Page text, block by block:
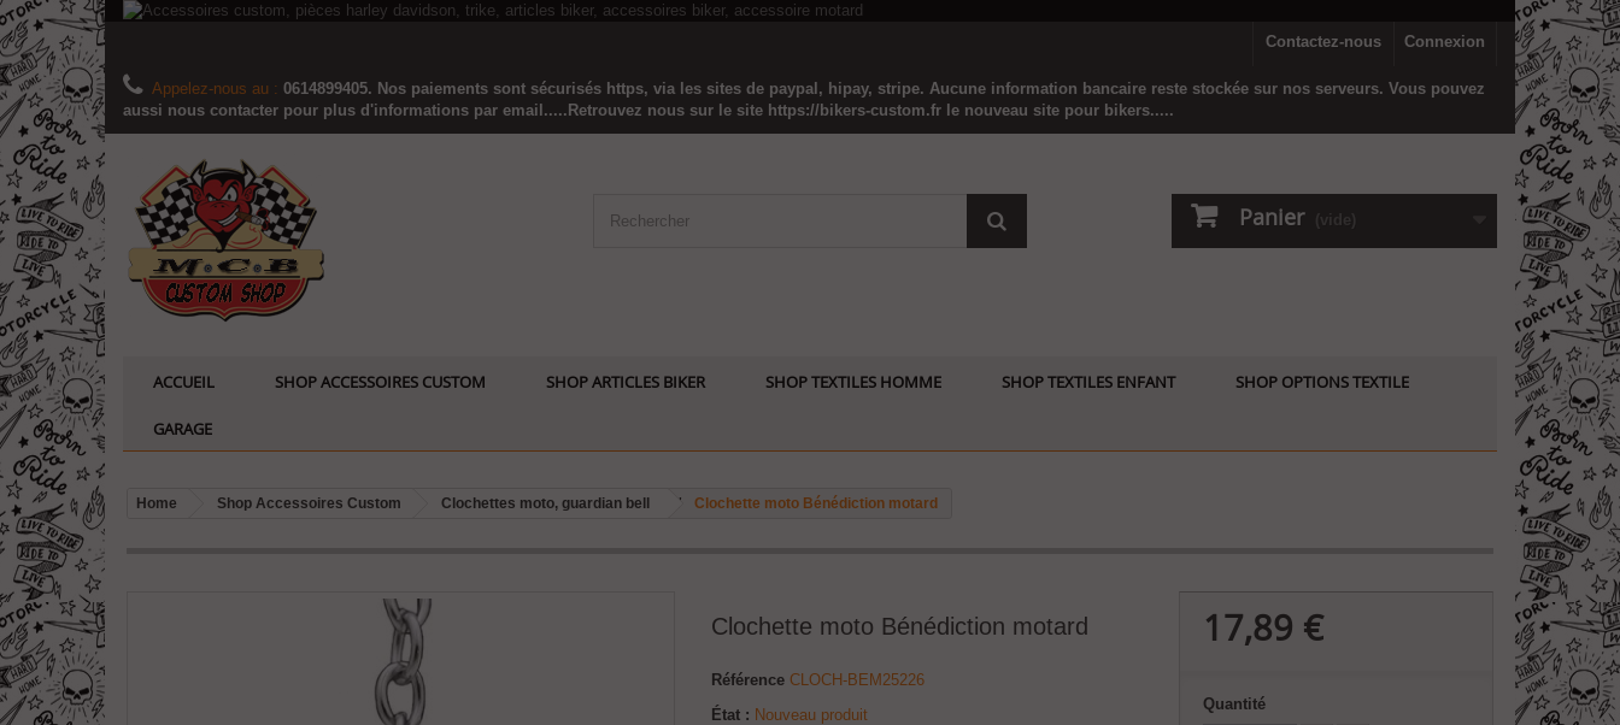
Connexion
Contactez-nous
Appelez-nous au : 0614899405. Nos paiements sont sécurisés https, via les sites de paypal, hipay, stripe. Aucune information bancaire reste stockée sur nos serveurs. Vous pouvez
aussi nous contacter pour plus d'informations par email.....Retrouvez nous sur le site https://bikers-custom.fr le nouveau site pour bikers.....
Panier (vide)
ACCUEIL SHOP ACCESSOIRES CUSTOM SHOP ARTICLES BIKER SHOP TEXTILES HOMME SHOP TEXTILES ENFANT SHOP OPTIONS TEXTILE
GARAGE
Home Shop Accessoires Custom Clochettes moto, guardian bell Clochette moto Bénédiction motard
Clochette moto Bénédiction motard
Référence CLOCH-BEM25226
État : Nouveau produit
17,89 €
Quantité